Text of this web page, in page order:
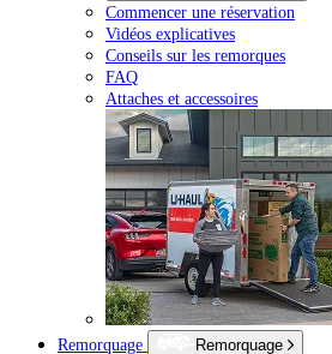
Commencer une réservation
Vidéos explicatives
Conseils sur les remorques
FAQ
Attaches et accessoires
Remorquage
Remorquage